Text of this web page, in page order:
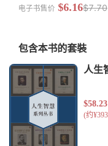
电子书售价 $6.16$7.70
包含本书的套裝